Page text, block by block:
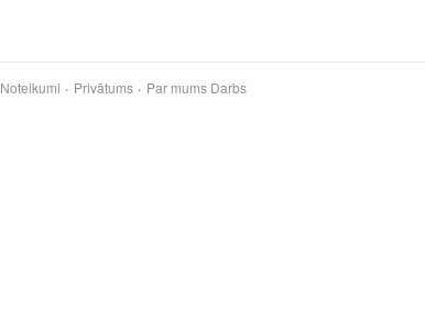
Noteikumi Privātums Par mums Darbs